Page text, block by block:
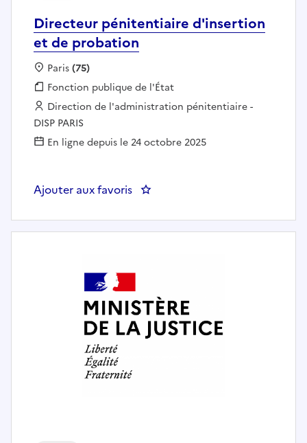
Directeur pénitentiaire d'insertion
et de probation
Localisation :
Paris(75)
Fonction publique :
Fonction publique de l'État
Employeur :
Direction de l'administration pénitentiaire -
DISP PARIS
En ligne depuis le 24 octobre 2025
Ajouter aux favoris : Directeur pénitentiaire